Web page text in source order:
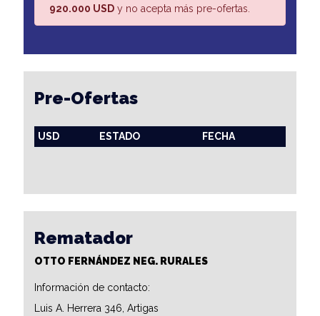
920.000 USD y no acepta más pre-ofertas.
Pre-Ofertas
USD ESTADO FECHA
Rematador
OTTO FERNÁNDEZ NEG. RURALES
Información de contacto:
Luis A. Herrera 346, Artigas